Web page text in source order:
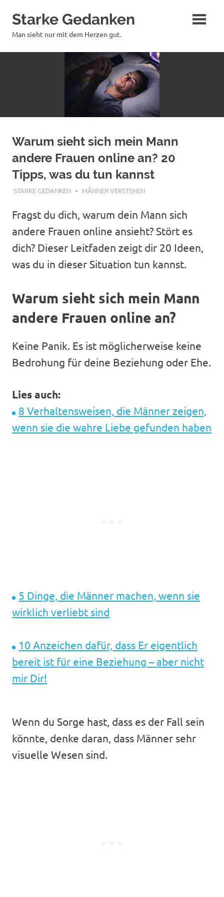
Inhalt
springen
Starke Gedanken
Man sieht nur mit dem Herzen gut.
Warum sieht sich mein Mann
andere Frauen online an? 20
Tipps, was du tun kannst
MAI 24, 2024
STARKE GEDANKEN MÄNNER VERSTEHEN
Fragst du dich, warum dein Mann sich
andere Frauen online ansieht? Stört es
dich? Dieser Leitfaden zeigt dir 20 Ideen,
was du in dieser Situation tun kannst.
Warum sieht sich mein Mann
andere Frauen online an?
Keine Panik. Es ist möglicherweise keine
Bedrohung für deine Beziehung oder Ehe.
Lies auch:
8 Verhaltensweisen, die Männer zeigen,
wenn sie die wahre Liebe gefunden haben
5 Dinge, die Männer machen, wenn sie
wirklich verliebt sind
10 Anzeichen dafür, dass Er ​eigentlich
bereit ist für eine Beziehung – aber nicht
mir Dir​!
Wenn du Sorge hast, dass es der Fall sein
könnte, denke daran, dass Männer sehr
visuelle Wesen sind.